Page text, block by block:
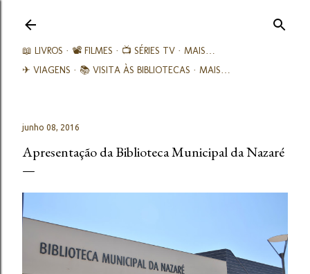
📖 LIVROS 📽️ FILMES 📺 SÉRIES TV
MAIS…
✈ VIAGENS
📚︎ VISITA ÀS BIBLIOTECAS MAIS…
junho 08, 2016
Apresentação da Biblioteca Municipal da Nazaré